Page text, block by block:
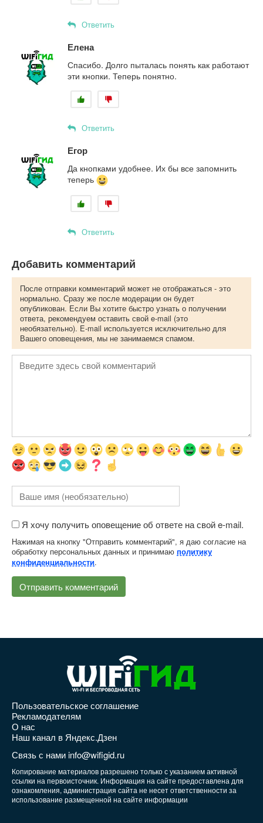
Ответить
Елена
Спасибо. Долго пыталась понять как работают
эти кнопки. Теперь понятно.
Ответить
Егор
Да кнопками удобнее. Их бы все запомнить
теперь
Ответить
Добавить комментарий
После отправки комментарий может не отображаться - это
нормально. Сразу же после модерации он будет
опубликован. Если Вы хотите быстро узнать о получении
ответа, рекомендуем оставить свой e-mail (это
необязательно). E-mail используется исключительно для
Вашего оповещения, мы не занимаемся спамом.
Я хочу получить оповещение об ответе на свой e-mail.
Нажимая на кнопку "Отправить комментарий", я даю согласие на
обработку персональных данных и принимаю политику
конфиденциальности.
Пользовательское соглашение
Рекламодателям
О нас
Наш канал в Яндекс.Дзен
Связь с нами info@wifigid.ru
Копирование материалов разрешено только с указанием активной
ссылки на первоисточник. Информация на сайте предоставлена для
ознакомления, администрация сайта не несет ответственности за
использование размещенной на сайте информации